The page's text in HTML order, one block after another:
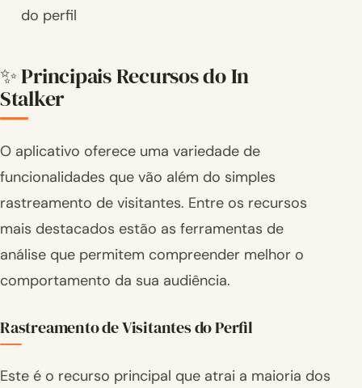
do perfil
✨ Principais Recursos do In
Stalker
O aplicativo oferece uma variedade de
funcionalidades que vão além do simples
rastreamento de visitantes. Entre os recursos
mais destacados estão as ferramentas de
análise que permitem compreender melhor o
comportamento da sua audiência.
Rastreamento de Visitantes do Perfil
Este é o recurso principal que atrai a maioria dos